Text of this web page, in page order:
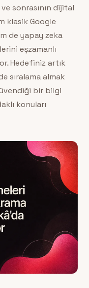
sonrasının dijital
klasik Google
de yapay zeka
eşzamanlı
Hedefiniz artık
sıralama almak
bir bilgi
konuları